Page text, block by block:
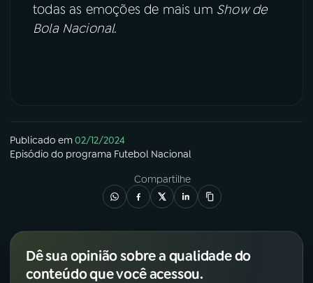
todas as emoções de mais um Show de
Bola Nacional.
Publicado em02/12/2024
Episódio do programa Futebol Nacional
Compartilhe
Dê sua opinião sobre a qualidade do
conteúdo que você acessou.